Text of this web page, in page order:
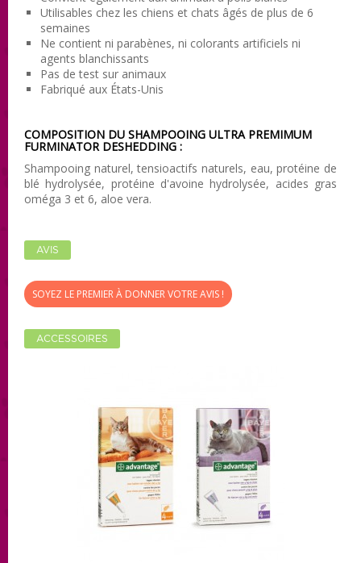
Utilisables chez les chiens et chats âgés de plus de 6
semaines
Ne contient ni parabènes, ni colorants artificiels ni
agents blanchissants
Pas de test sur animaux
Fabriqué aux États-Unis
COMPOSITION DU SHAMPOOING ULTRA PREMIMUM
FURMINATOR DESHEDDING :
Shampooing naturel, tensioactifs naturels, eau, protéine de
blé hydrolysée, protéine d'avoine hydrolysée, acides gras
oméga 3 et 6, aloe vera.
AVIS
SOYEZ LE PREMIER À DONNER VOTRE AVIS !
ACCESSOIRES